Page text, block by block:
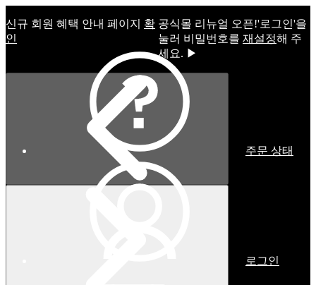
신규 회원 혜택 안내 페이지 확
인
공식몰 리뉴얼 오픈!ㅤ'로그인'을
눌러 비밀번호를 재설정해 주
세요. ▶
주문 상태
로그인